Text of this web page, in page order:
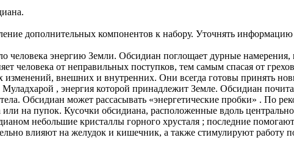
дополнительных компонентов к набору. Уточнять
энергию Земли. Обсидиан поглощает дурные намерения,
человека от неправильных поступков, тем самым спасая от
изменений, внешних и внутренних. Они всегда готовы принять
, энергия которой принадлежит Земле. Обсидиан
Обсидиан может рассасывать «энергетические пробки» . По
или на пупок. Кусочки обсидиана, расположенные вдоль
небольшие кристаллы горного хрусталя ; последние
влияют на желудок и кишечник, а также стимулируют работу